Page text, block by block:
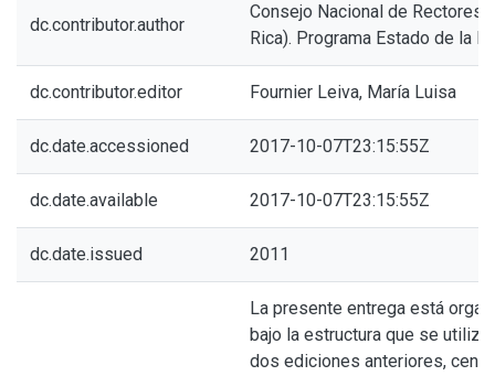
dc.contributor.author
Consejo Nacional de Rectores
Rica). Programa Estado de la
dc.contributor.editor Fournier Leiva, María Luisa
dc.date.accessioned 2017-10-07T23:15:55Z
dc.date.available 2017-10-07T23:15:55Z
dc.date.issued 2011
La presente entrega está
bajo la estructura que se utilizó
dos ediciones anteriores,